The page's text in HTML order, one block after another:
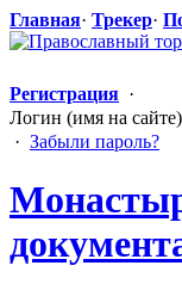
Главная· Трекер·
Регистрация ·
Логин (имя на
· Забыли пароль?